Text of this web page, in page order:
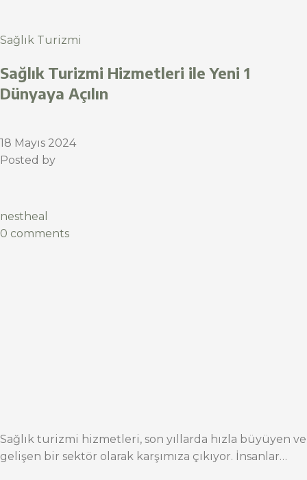
Sağlık Turizmi
Sağlık Turizmi Hizmetleri ile Yeni 1
Dünyaya Açılın
18 Mayıs 2024
Posted by
nestheal
0 comments
Sağlık turizmi hizmetleri, son yıllarda hızla büyüyen ve
gelişen bir sektör olarak karşımıza çıkıyor. İnsanlar…